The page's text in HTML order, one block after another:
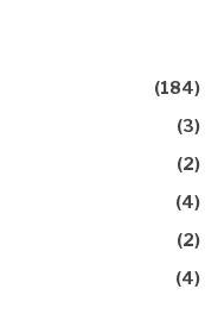
(184)
(3)
(2)
(4)
(2)
(4)